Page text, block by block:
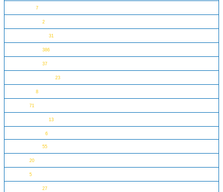
7
2
31
386
37
23
8
71
13
6
55
20
5
27